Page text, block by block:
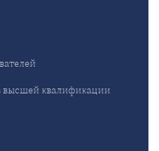
высшей квалификации